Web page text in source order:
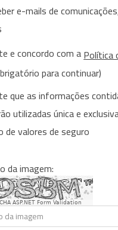
e-mails de
e concordo com aPolítica
para continuar)
que as informações
utilizadas única e
de valores de seguro
da imagem:
ASP.NET Form Validation